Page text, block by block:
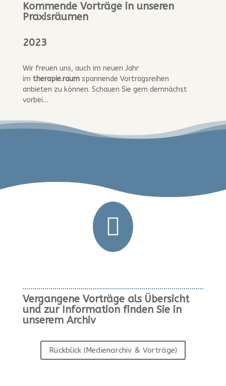
Kommende Vorträge in unseren
Praxisräumen
2023
Wir freuen uns, auch im neuen Jahr
im therapie.raumspannende Vortragsreihen
anbieten zu können. Schauen Sie gern demnächst
vorbei…

Vergangene Vorträge als Übersicht
und zur Information finden Sie in
unserem Archiv
Rückblick (Medienarchiv & Vorträge)